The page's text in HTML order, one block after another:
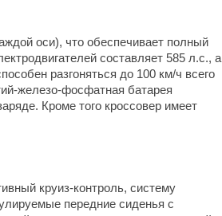
оси), что обеспечивает полный
составляет 585 л.с., а
разгоняться до 100 км/ч всего
железо-фосфатная батарея
Кроме того кроссовер имеет
круиз-контроль, систему
передние сиденья с